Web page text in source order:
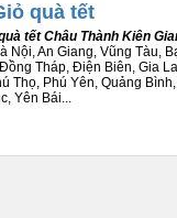
iỏ quà tết
tết Châu Thành Kiên
Nội, An Giang, Vũng Tàu,
Tháp, Điện Biên, Gia
Thọ, Phú Yên, Quảng
Yên Bái...